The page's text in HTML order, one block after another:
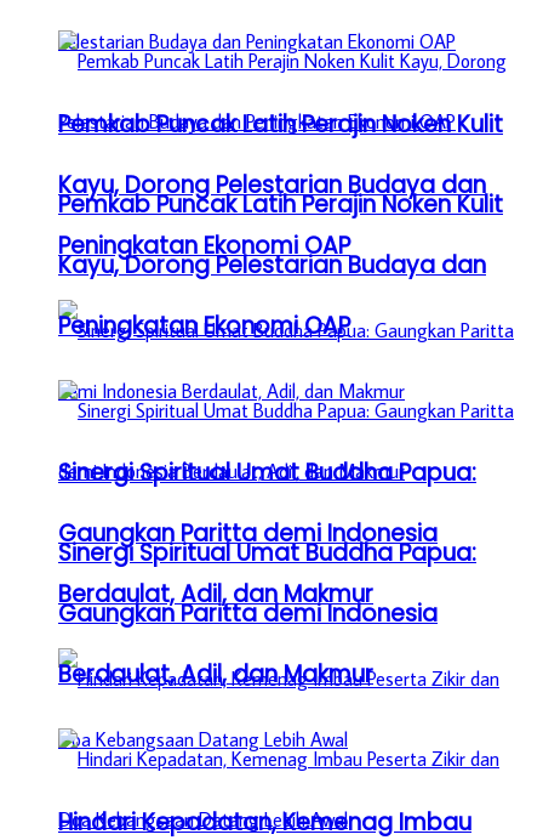
Pemkab Puncak Latih Perajin Noken Kulit
Kayu, Dorong Pelestarian Budaya dan
Peningkatan Ekonomi OAP
Sinergi Spiritual Umat Buddha Papua:
Gaungkan Paritta demi Indonesia
Berdaulat, Adil, dan Makmur
Hindari Kepadatan, Kemenag Imbau
Pemkab Puncak Latih Perajin Noken Kulit
Kayu, Dorong Pelestarian Budaya dan
Peningkatan Ekonomi OAP
Sinergi Spiritual Umat Buddha Papua:
Gaungkan Paritta demi Indonesia
Berdaulat, Adil, dan Makmur